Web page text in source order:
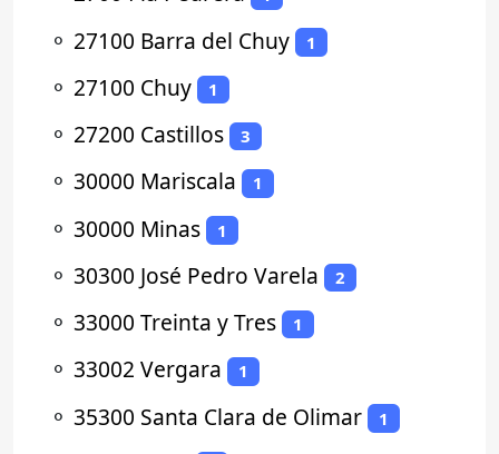
⚬ 27100 Barra del Chuy 1
⚬ 27100 Chuy 1
⚬ 27200 Castillos 3
⚬ 30000 Mariscala 1
⚬ 30000 Minas 1
⚬ 30300 José Pedro Varela 2
⚬ 33000 Treinta y Tres 1
⚬ 33002 Vergara 1
⚬ 35300 Santa Clara de Olimar 1